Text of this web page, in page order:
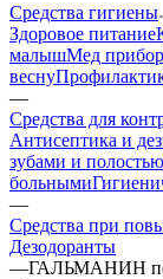
Средства гигиены
Здоровое питание
малышМед
весну
—
Средства для
Антисептика и
зубами и
больными
—
Средства при
Дезодоранты
—ГАЛЬМАНИН